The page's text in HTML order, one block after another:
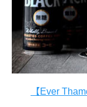
【Ever